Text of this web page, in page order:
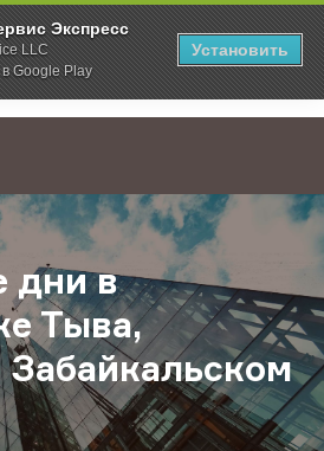
Экспресс
LLC
Google Play
Установить
Новости Выходные дни в Республике
дни в
Тыва,